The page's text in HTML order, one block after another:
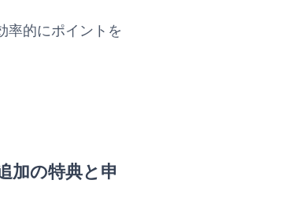
率的にポイントを
加の特典と申